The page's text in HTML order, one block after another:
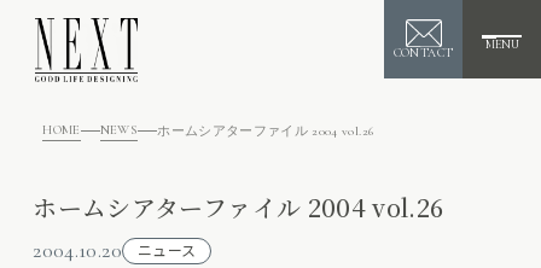
CONTACT
MENU
HOME NEWS ホームシアターファイル 2004 vol.26
ホームシアターファイル 2004 vol.26
2004.10.20 ニュース